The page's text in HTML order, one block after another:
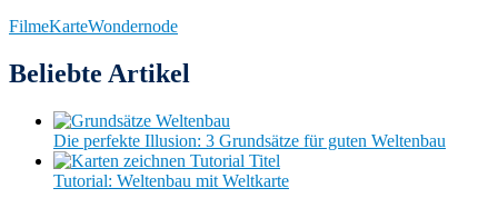
FilmeKarteWondernode
Beliebte Artikel
Die perfekte Illusion: 3 Grundsätze für guten Weltenbau
Tutorial: Weltenbau mit Weltkarte